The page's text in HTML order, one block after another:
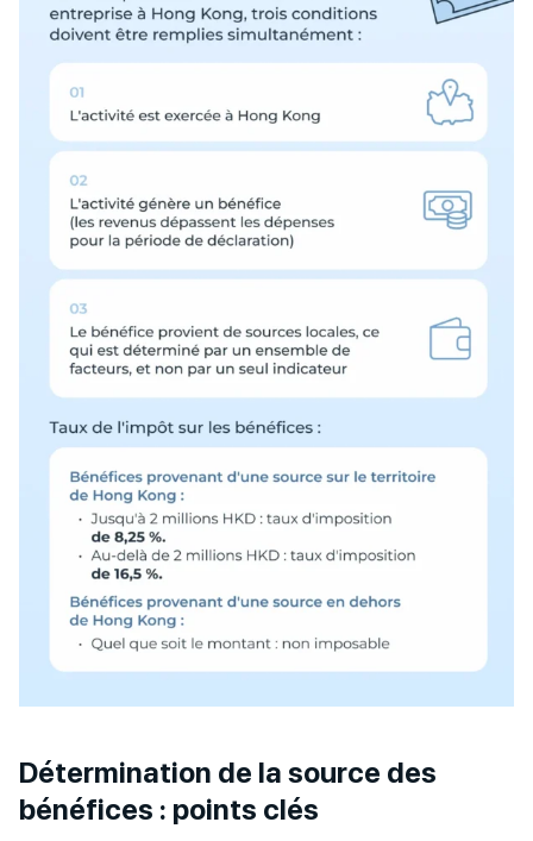
Détermination de la source des
bénéfices : points clés